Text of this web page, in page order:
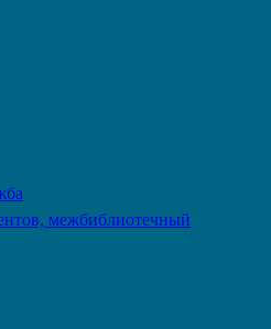
межбиблиотечный